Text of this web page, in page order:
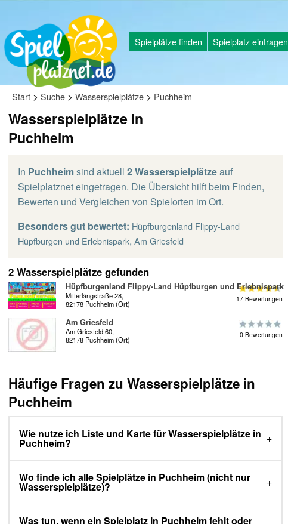
Spielplätze finden Spielplatz eintragen
Start > Suche > Wasserspielplätze > Puchheim
Wasserspielplätze in
Puchheim
In Puchheimsind aktuell 2 Wasserspielplätzeauf
Spielplatznet eingetragen. Die Übersicht hilft beim Finden,
Bewerten und Vergleichen von Spielorten im Ort.
Besonders gut bewertet: Hüpfburgenland Flippy-Land
Hüpfburgen und Erlebnispark, Am Griesfeld
2 Wasserspielplätze gefunden
Hüpfburgenland Flippy-Land Hüpfburgen und Erlebnispark
Mitterlängstraße 28,
82178 Puchheim (Ort)
17 Bewertungen
Am Griesfeld
Am Griesfeld 60,
82178 Puchheim (Ort)
0 Bewertungen
Häufige Fragen zu Wasserspielplätze in
Puchheim
Wie nutze ich Liste und Karte für Wasserspielplätze in
Puchheim?
Wo finde ich alle Spielplätze in Puchheim (nicht nur
Wasserspielplätze)?
Was tun, wenn ein Spielplatz in Puchheim fehlt oder